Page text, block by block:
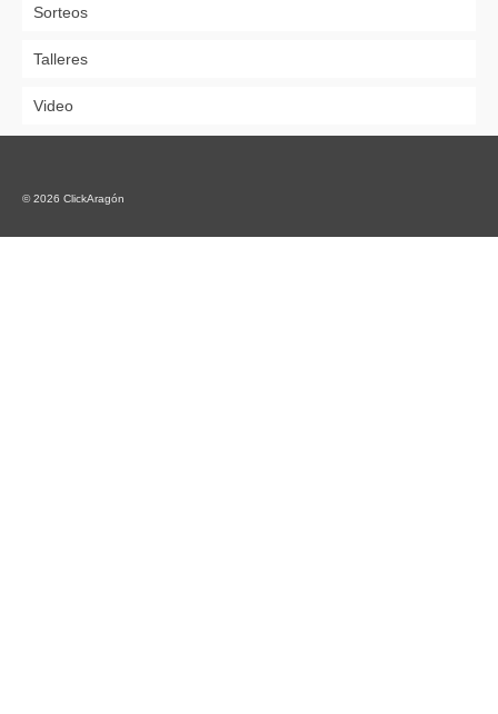
Sorteos
Talleres
Video
© 2026 ClickAragón